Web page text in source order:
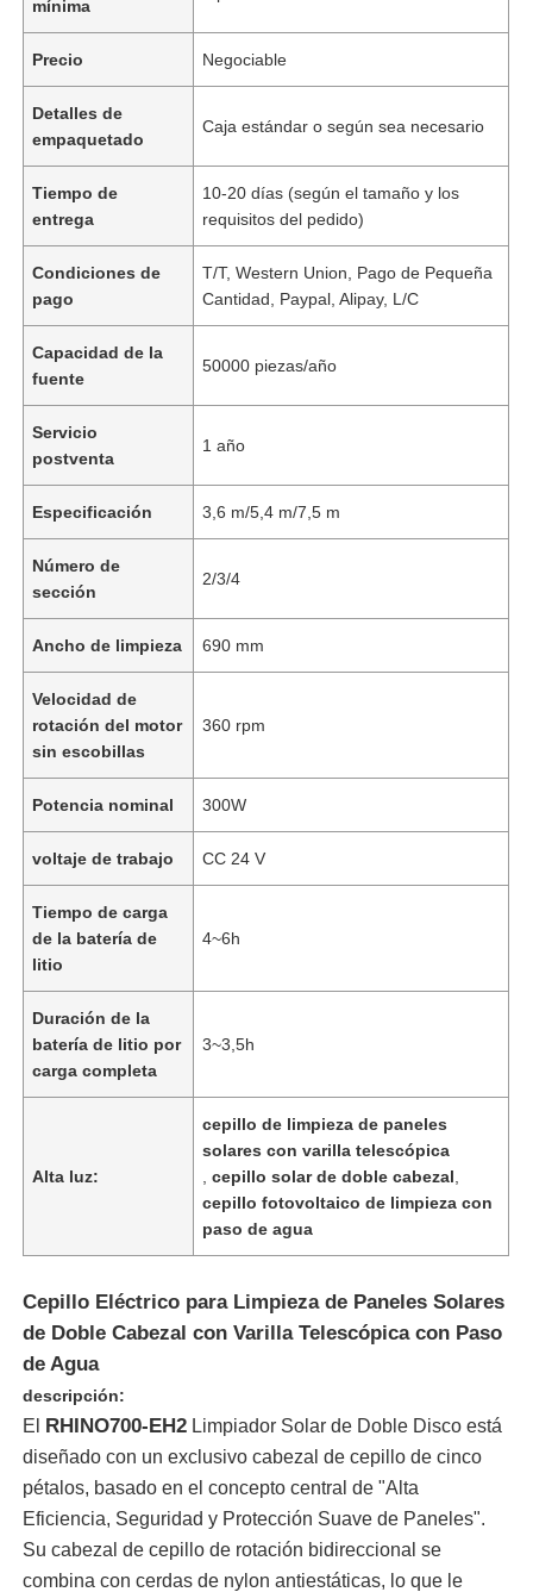
Inicio
Productos
Videos
mínima
Precio Negociable
Detalles de
empaquetado
Caja estándar o según sea necesario
Tiempo de
entrega
10-20 días (según el tamaño y los
requisitos del pedido)
Condiciones de
pago
T/T, Western Union, Pago de Pequeña
Cantidad, Paypal, Alipay, L/C
Capacidad de la
fuente
50000 piezas/año
Servicio
postventa
1 año
Especificación 3,6 m/5,4 m/7,5 m
Número de
sección
2/3/4
Ancho de limpieza 690 mm
Velocidad de
rotación del motor
sin escobillas
360 rpm
Potencia nominal 300W
voltaje de trabajo CC 24 V
Tiempo de carga
de la batería de
litio
4~6h
Duración de la
batería de litio por
carga completa
3~3,5h
Alta luz:
cepillo de limpieza de paneles
solares con varilla telescópica
,cepillo solar de doble cabezal
cepillo fotovoltaico de limpieza con
paso de agua
Cepillo Eléctrico para Limpieza de Paneles Solares
de Doble Cabezal con Varilla Telescópica con Paso
de Agua
descripción:
El RHINO700-EH2 Limpiador Solar de Doble Disco está
diseñado con un exclusivo cabezal de cepillo de cinco
pétalos, basado en el concepto central de "Alta
Eficiencia, Seguridad y Protección Suave de Paneles".
Su cabezal de cepillo de rotación bidireccional se
combina con cerdas de nylon antiestáticas, lo que le